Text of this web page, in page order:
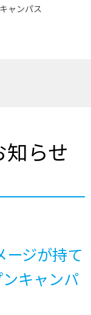
ャンパス
らせ
ージが持て
キャンパ